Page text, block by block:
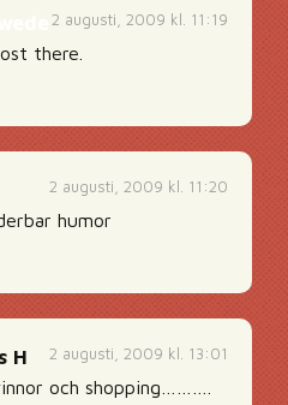
2 augusti, 2009 kl. 11:19
there.
2 augusti, 2009 kl. 11:20
humor
2 augusti, 2009 kl. 13:01
H
och shopping……….